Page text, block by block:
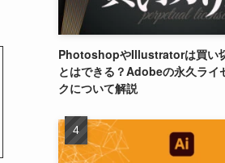
PhotoshopやIllustratorは買い
とはできる？Adobeの永久ライ
クについて解説